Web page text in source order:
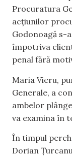
Procuratura
acțiunilor
Godonoagă s-
împotriva
penal fără
Maria Vieru,
Generale, a
ambelor
va examina în
În timpul
Dorian